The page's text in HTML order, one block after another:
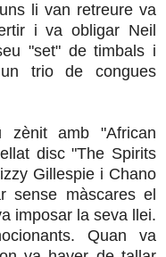
li van retreure va
i va obligar Neil
"set" de timbals i
trio de congues
amb "African
disc "The Spirits
Gillespie i Chano
sense màscares el
imposar la seva llei.
Quan va